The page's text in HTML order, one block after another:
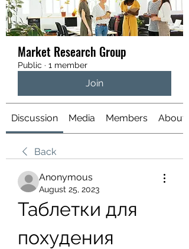
Market Research Group
Public · 1 member
Join
Discussion Media Members About
Back
Anonymous
August 25, 2023
Таблетки для
похудения